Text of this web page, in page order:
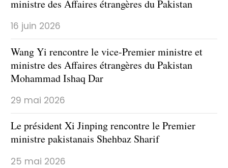
ministre des Affaires étrangères du Pakistan
16 juin 2026
Wang Yi rencontre le vice-Premier ministre et
ministre des Affaires étrangères du Pakistan
Mohammad Ishaq Dar
29 mai 2026
Le président Xi Jinping rencontre le Premier
ministre pakistanais Shehbaz Sharif
25 mai 2026